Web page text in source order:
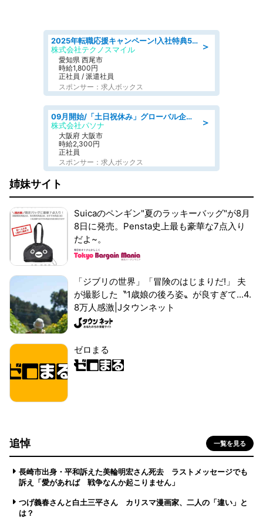
＞
2025年転職応援キャンペーン!入社特典58万円/デンソーで働こう!自動車工場で小型部品の検査業務 denso aichi
株式会社テクノスマイル
愛知県 西尾市
時給1,800円
正社員 / 派遣社員
スポンサー：求人ボックス
＞
09月開始/「土日祝休み」グローバル企業での産業保健のお仕事/保健師/高時給/残業なし/服装自由
株式会社パソナ
大阪府 大阪市
時給2,300円
正社員
スポンサー：求人ボックス
姉妹サイト
Suicaのペンギン"夏のラッキーバッグ"が8月
8日に発売。Pensta史上最も豪華な7点入り
だよ~。
「ジブリの世界」「冒険のはじまりだ!」 夫
が撮影した〝1歳娘の後ろ姿〟が良すぎて...4.
8万人感激|Jタウンネット
ゼロまる
追悼 一覧を見る
長崎市出身・平和訴えた美輪明宏さん死去 ラストメッセージでも
訴え「愛があれば 戦争なんか起こりません」
つげ義春さんと白土三平さん カリスマ漫画家、二人の「違い」と
は？